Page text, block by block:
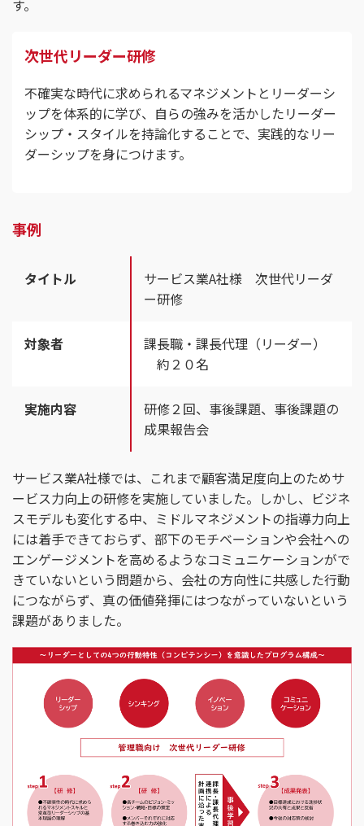
す。
次世代リーダー研修
不確実な時代に求められるマネジメントとリーダーシ
ップを体系的に学び、自らの強みを活かしたリーダー
シップ・スタイルを持論化することで、実践的なリー
ダーシップを身につけます。
事例
タイトル
サービス業A社様 次世代リーダ
ー研修
対象者
課長職・課長代理（リーダー）
約２０名
実施内容
研修２回、事後課題、事後課題の
成果報告会
サービス業A社様では、これまで顧客満足度向上のためサ
ービス力向上の研修を実施していました。しかし、ビジネ
スモデルも変化する中、ミドルマネジメントの指導力向上
には着手できておらず、部下のモチベーションや会社への
エンゲージメントを高めるようなコミュニケーションがで
きていないという問題から、会社の方向性に共感した行動
につながらず、真の価値発揮にはつながっていないという
課題がありました。